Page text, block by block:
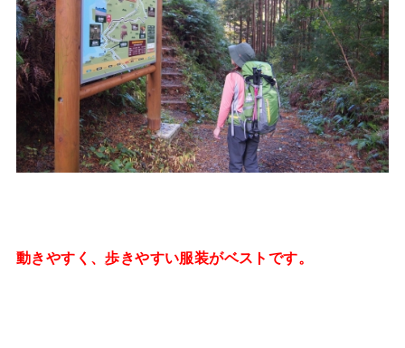
動きやすく、歩きやすい服装がベストです。